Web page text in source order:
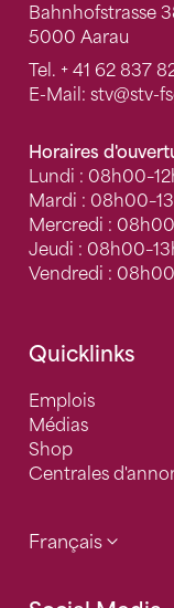
Bahnhofstrasse
5000 Aarau
Tel. + 41 62 837
E-Mail: stv@stv-
Horaires
Lundi :
Mardi :
Mercredi :
Jeudi :
Vendredi :
Quicklinks
Emplois
Médias
Shop
Centrales
Français